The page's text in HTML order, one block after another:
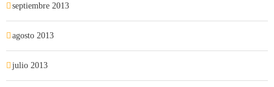
septiembre 2013
agosto 2013
julio 2013